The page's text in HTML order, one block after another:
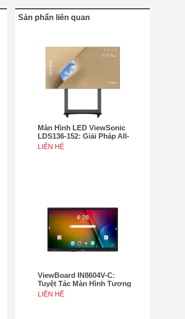
Sản phẩn liên quan
Màn Hình LED ViewSonic
LDS136-152: Giải Pháp All-
in-One Di Động Hàng Đầu
LIÊN HỆ
ViewBoard IN8604V-C:
Tuyệt Tác Màn Hình Tương
Tác 86", Tích hợp camera
4K độ phân giải 50MP, NFC
LIÊN HỆ